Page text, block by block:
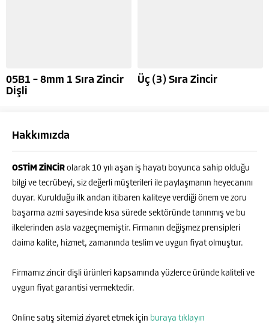
05B1 – 8mm 1 Sıra Zincir
Dişli
Üç (3) Sıra Zincir
Hakkımızda
OSTİM ZİNCİR olarak 10 yılı aşan iş hayatı boyunca sahip olduğu
bilgi ve tecrübeyi, siz değerli müşterileri ile paylaşmanın heyecanını
duyar. Kurulduğu ilk andan itibaren kaliteye verdiği önem ve zoru
başarma azmi sayesinde kısa sürede sektöründe tanınmış ve bu
ilkelerinden asla vazgeçmemiştir. Firmanın değişmez prensipleri
daima kalite, hizmet, zamanında teslim ve uygun fiyat olmuştur.
Firmamız zincir dişli ürünleri kapsamında yüzlerce üründe kaliteli ve
uygun fiyat garantisi vermektedir.
Online satış sitemizi ziyaret etmek için buraya tıklayın